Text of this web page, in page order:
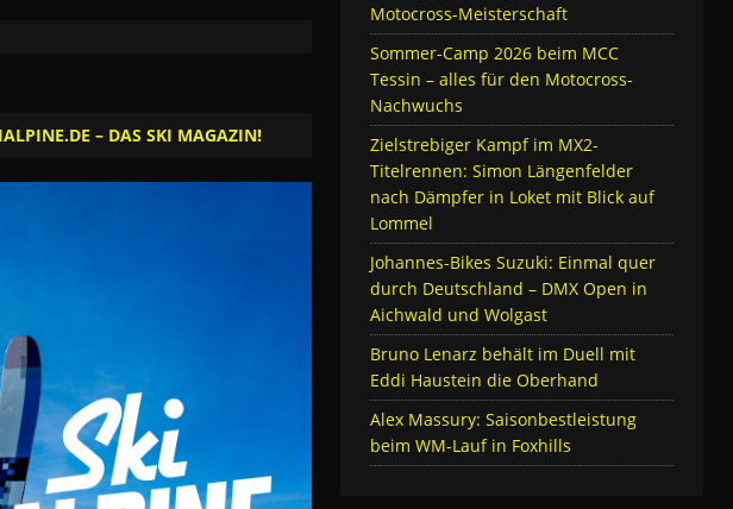
– DAS SKI MAGAZIN!
Motocross-Meisterschaft
Sommer-Camp 2026 beim MCC
Tessin – alles für den Motocross-
Nachwuchs
Zielstrebiger Kampf im MX2-
Titelrennen: Simon Längenfelder
nach Dämpfer in Loket mit Blick auf
Lommel
Johannes-Bikes Suzuki: Einmal quer
durch Deutschland – DMX Open in
Aichwald und Wolgast
Bruno Lenarz behält im Duell mit
Eddi Haustein die Oberhand
Alex Massury: Saisonbestleistung
beim WM-Lauf in Foxhills